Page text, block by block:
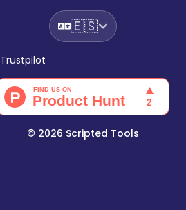
🇪🇸
Trustpilot
© 2026 Scripted Tools